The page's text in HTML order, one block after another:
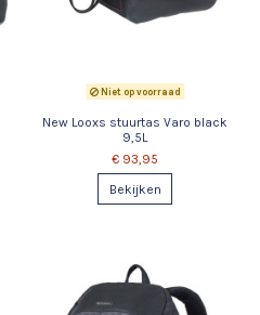
Niet op voorraad
New Looxs stuurtas Varo black
9,5L
€ 93,95
Bekijken